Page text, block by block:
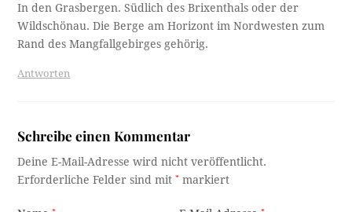
In den Grasbergen. Südlich des Brixenthals oder der
Wildschönau. Die Berge am Horizont im Nordwesten zum
Rand des Mangfallgebirges gehörig.
Antworten
Schreibe einen Kommentar
Deine E-Mail-Adresse wird nicht veröffentlicht.
Erforderliche Felder sind mit* markiert